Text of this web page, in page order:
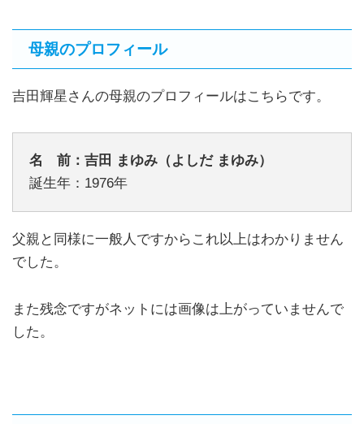
母親のプロフィール
吉田輝星さんの母親のプロフィールはこちらです。
名 前：吉田 まゆみ（よしだ まゆみ）
誕生年：1976年
父親と同様に一般人ですからこれ以上はわかりません
でした。
また残念ですがネットには画像は上がっていませんで
した。